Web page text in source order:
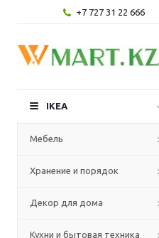
+7 727 31 22 666
IKEA
Мебель
Хранение и порядок
Декор для дома
Кухни и бытовая техника